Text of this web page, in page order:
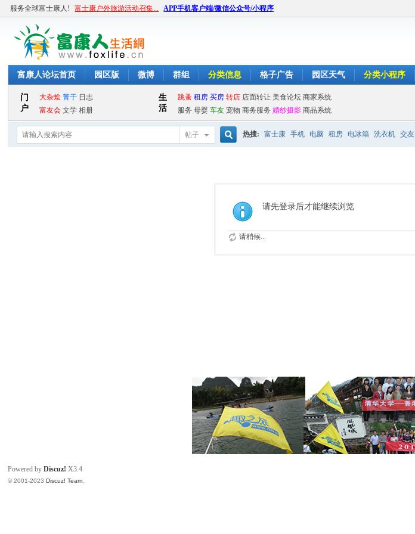
服务全球富士康人! 富士康户外旅游活动召集... APP手机客户端/微信公众号/小程序
富康人论坛首页 园区版 微博 群组 分类信息 格子广告 园区天气 分类小程序
帖子 热搜: 富士康 手机 电脑 租房 电冰箱 洗衣机 交友
请先登录后才能继续浏览
请稍候...
Powered byDiscuz! X3.4
© 2001-2023Discuz! Team